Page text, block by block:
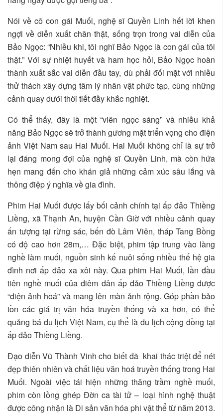
Nói về cô con gái Muối, nghệ sĩ Quyền Linh hết lời khen
ngợi về diễn xuất chân thật, sống trọn trong vai diễn của
Bảo Ngọc: “Nhiều khi, tôi nghĩ Bảo Ngọc là con gái của tôi
thật.” Với sự nhiệt huyết và ham học hỏi, Bảo Ngọc hoàn
thành xuất sắc vai diễn đầu tay, dù phải đối mặt với nhiều
thử thách xây dựng tâm lý nhân vật phức tạp, cùng những
cảnh quay dưới thời tiết đầy khắc nghiệt.
Có thể thấy, đây là một “viên ngọc sáng” và nhiều khả
năng Bảo Ngọc sẽ trở thành gương mặt triển vọng cho điện
ảnh Việt Nam sau Hai Muối. Hai Muối không chỉ là sự trở
lại đáng mong đợi của nghệ sĩ Quyền Linh, mà còn hứa
hẹn mang đến cho khán giả những cảm xúc sâu lắng và
thông điệp ý nghĩa về gia đình.
Phim Hai Muối được lấy bối cảnh chính tại ấp đảo Thiềng
Liềng, xã Thạnh An, huyện Cần Giờ với nhiều cảnh quay
ấn tượng tại rừng sác, bến đò Lâm Viên, tháp Tang Bồng
có độ cao hơn 28m,… Đặc biệt, phim tập trung vào làng
nghề làm muối, nguồn sinh kế nuôi sống nhiều thế hệ gia
đình nơi ấp đảo xa xôi này. Qua phim Hai Muối, lần đầu
tiên nghề muối của diêm dân ấp đảo Thiềng Liềng được
“điện ảnh hoá” và mang lên màn ảnh rộng. Góp phần bảo
tồn các giá trị văn hóa truyền thống và xa hơn, có thể
quảng bá du lịch Việt Nam, cụ thể là du lịch cộng đồng tại
ấp đảo Thiềng Liềng.
Đạo diễn Vũ Thành Vinh cho biết đã khai thác triệt để nét
đẹp thiên nhiên và chất liệu văn hoá truyền thống trong Hai
Muối. Ngoài việc tái hiện những thăng trầm nghề muối,
phim còn lồng ghép Đờn ca tài tử – loại hình nghệ thuật
được công nhận là Di sản văn hóa phi vật thể từ năm 2013.